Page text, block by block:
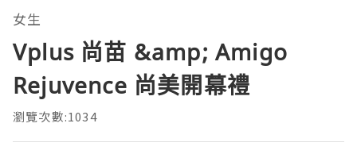
女生
Vplus 尚苗 &amp; Amigo
Rejuvence 尚美開幕禮
瀏覽次數:1034